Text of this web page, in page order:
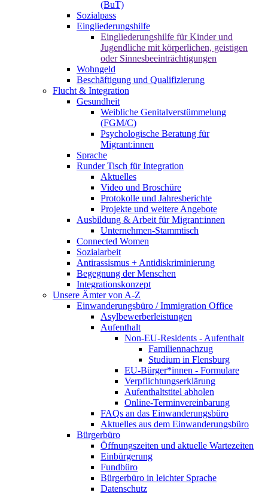
(BuT)
Sozialpass
Eingliederungshilfe
Eingliederungshilfe für Kinder und
Jugendliche mit körperlichen, geistigen
oder Sinnesbeeinträchtigungen
Wohngeld
Beschäftigung und Qualifizierung
Flucht & Integration
Gesundheit
Weibliche Genitalverstümmelung
(FGM/C)
Psychologische Beratung für
Migrant:innen
Sprache
Runder Tisch für Integration
Aktuelles
Video und Broschüre
Protokolle und Jahresberichte
Projekte und weitere Angebote
Ausbildung & Arbeit für Migrant:innen
Unternehmen-Stammtisch
Connected Women
Sozialarbeit
Antirassismus + Antidiskriminierung
Begegnung der Menschen
Integrationskonzept
Unsere Ämter von A-Z
Einwanderungsbüro / Immigration Office
Asylbewerberleistungen
Aufenthalt
Non-EU-Residents - Aufenthalt
Familiennachzug
Studium in Flensburg
EU-Bürger*innen - Formulare
Verpflichtungserklärung
Aufenthaltstitel abholen
Online-Terminvereinbarung
FAQs an das Einwanderungsbüro
Aktuelles aus dem Einwanderungsbüro
Bürgerbüro
Öffnungszeiten und aktuelle Wartezeiten
Einbürgerung
Fundbüro
Bürgerbüro in leichter Sprache
Datenschutz